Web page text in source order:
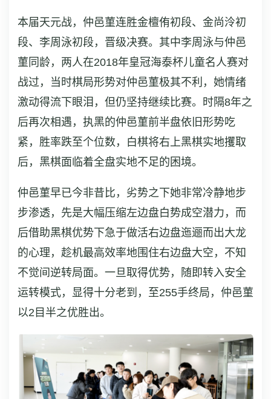
本届天元战，仲邑菫连胜金檀侑初段、金尚泠初
段、李周泳初段，晋级决赛。其中李周泳与仲邑
菫同龄，两人在2018年皇冠海泰杯儿童名人赛对
战过，当时棋局形势对仲邑菫极其不利，她情绪
激动得流下眼泪，但仍坚持继续比赛。时隔8年之
后再次相遇，执黑的仲邑菫前半盘依旧形势吃
紧，胜率跌至个位数，白棋将右上黑棋实地攫取
后，黑棋面临着全盘实地不足的困境。
仲邑菫早已今非昔比，劣势之下她非常冷静地步
步渗透，先是大幅压缩左边盘白势成空潜力，而
后借助黑棋优势下急于做活右边盘迤逦而出大龙
的心理，趁机最高效率地围住右边盘大空，不知
不觉间逆转局面。一旦取得优势，随即转入安全
运转模式，显得十分老到，至255手终局，仲邑菫
以2目半之优胜出。